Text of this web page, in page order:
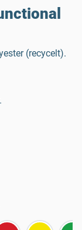
(recycelt).